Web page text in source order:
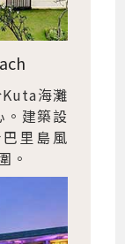
海灘
建築設
里島風
。